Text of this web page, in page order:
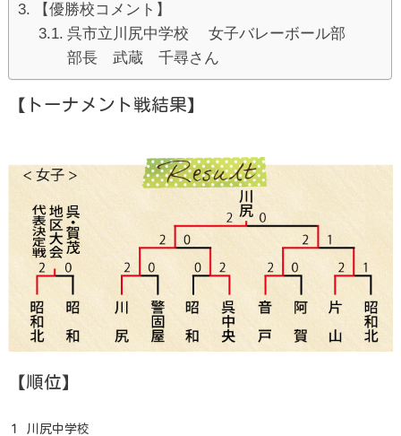
【優勝校コメント】
呉市立川尻中学校 女子バレーボール部
部長 武蔵 千尋さん
【トーナメント戦結果】
【順位】
１ 川尻中学校